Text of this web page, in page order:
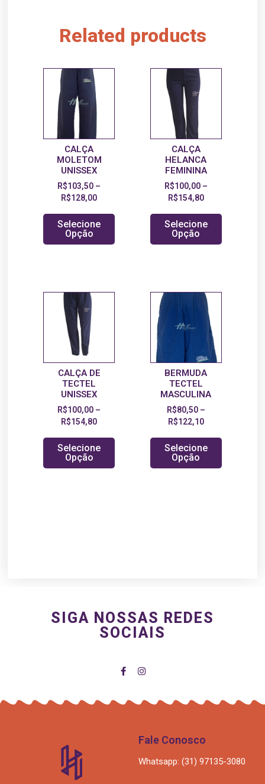
Related products
CALÇA
MOLETOM
UNISSEX
R$103,50 –
R$128,00
Selecione
Opção
CALÇA
HELANCA
FEMININA
R$100,00–
R$154,80
Selecione
Opção
CALÇA DE
TECTEL
UNISSEX
R$100,00 –
R$154,80
Selecione
Opção
BERMUDA
TECTEL
MASCULINA
R$80,50–
R$122,10
Selecione
Opção
SIGA NOSSAS REDES
SOCIAIS
Fale Conosco
Whatsapp: (31) 97135-3080